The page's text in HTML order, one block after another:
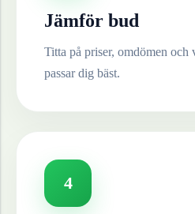
Jämför bud
Titta på priser, omdömen och
passar dig bäst.
4